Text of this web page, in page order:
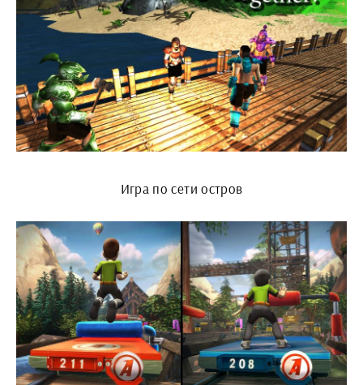
Игра по сети остров